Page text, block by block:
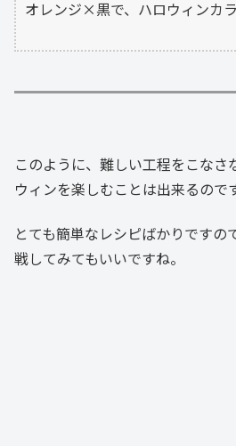
オレンジ×黒で、ハロウィンカ
このように、難しい工程をこなさ
ウィンを楽しむことは出来るので
とても簡単なレシピばかりですの
戦してみてもいいですね。